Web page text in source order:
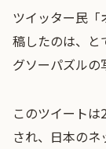
ツイッター民「
稿したのは、と
グソーパズルの
このツイート
され、日本の